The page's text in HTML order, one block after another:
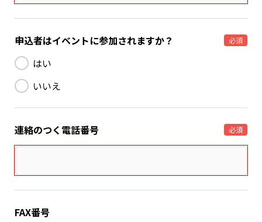
申込者はイベントに参加されますか？ 必須
はい
いいえ
連絡のつく電話番号 必須
FAX番号